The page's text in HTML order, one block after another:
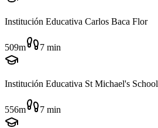
Institución Educativa Carlos Baca Flor
509m 7 min
Institución Educativa St Michael's School
556m 7 min